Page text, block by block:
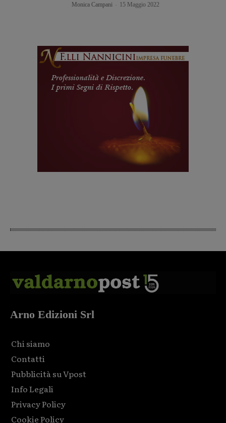
Monica Campani 15 Maggio 2022
Arno Edizioni Srl
Chi siamo
Contatti
Pubblicità su Vpost
Info Legali
Privacy Policy
Cookie Policy